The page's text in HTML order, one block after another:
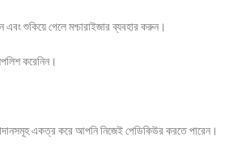
এবং শুকিয়ে গেলে মশ্চারাইজার ব্যবহার করুন।
করেনিন।
একত্র করে আপনি নিজেই পেডিকিউর করতে পারেন।